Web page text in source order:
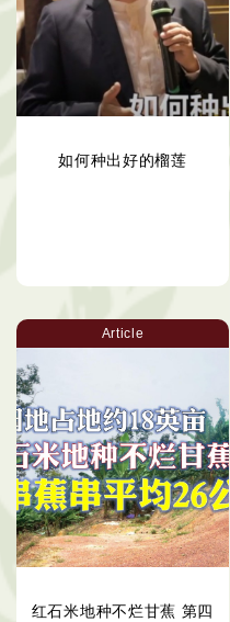
如何种出好的榴莲
Article
红石米地种不烂甘蕉 第四